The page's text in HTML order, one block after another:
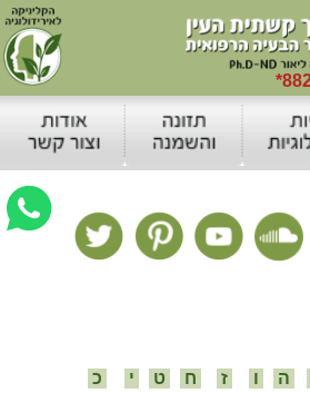
ה ו ז ח ט י
כ